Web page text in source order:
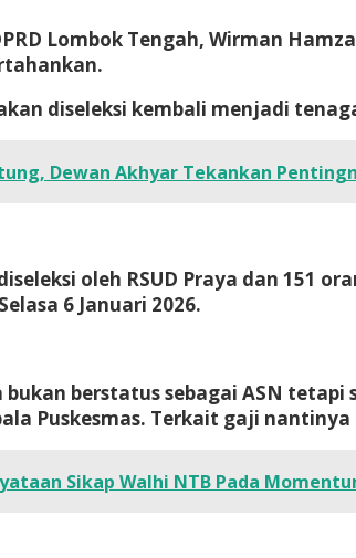
Lombok Tengah, Wirman
diseleksi kembali menjadi
Dewan Akhyar Tekankan
oleh RSUD Praya dan 151
6 Januari 2026.
berstatus sebagai ASN
Puskesmas. Terkait gaji
Sikap Walhi NTB Pada